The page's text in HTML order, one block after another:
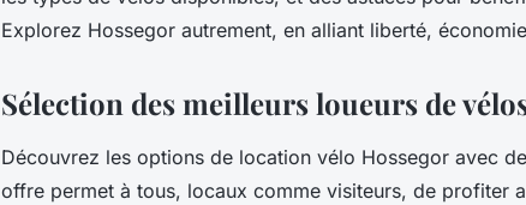
Explorez Hossegor autrement, en alliant liberté,
Sélection des meilleurs loueurs de
Découvrez les options de location vélo Hossegor avec
offre permet à tous, locaux comme visiteurs, de profiter